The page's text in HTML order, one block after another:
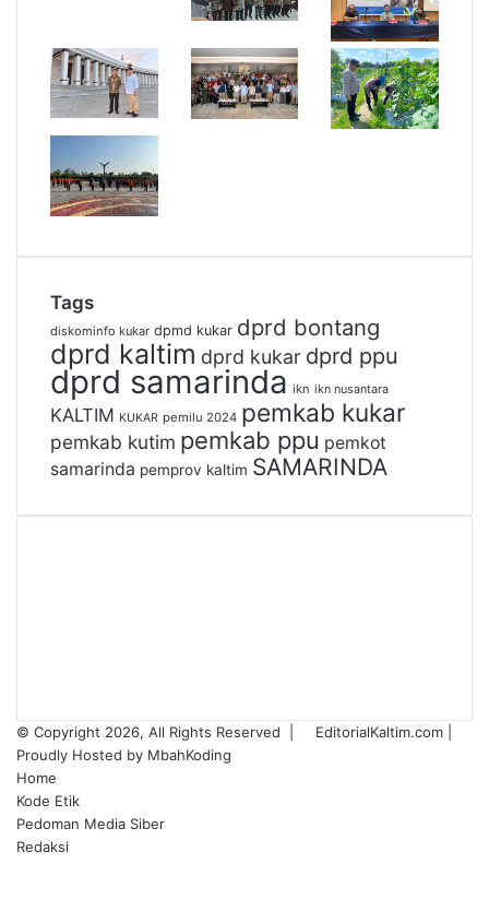
Tags
diskominfo kukar dpmd kukar dprd bontang
dprd kaltim dprd kukar dprd ppu
dprd samarinda ikn ikn nusantara
KALTIM KUKAR pemilu 2024 pemkab kukar
pemkab kutim pemkab ppu pemkot
samarinda pemprov kaltim SAMARINDA
© Copyright 2026, All Rights Reserved | EditorialKaltim.com
Proudly Hosted by MbahKoding
Home
Kode Etik
Pedoman Media Siber
Redaksi